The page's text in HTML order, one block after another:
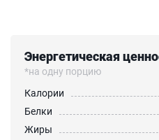
Энергетическая
*на одну порцию
Калории
Белки
Жиры